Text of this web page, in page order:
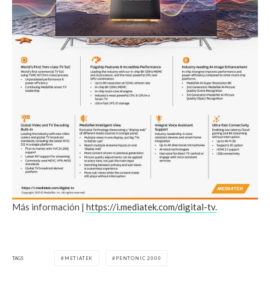
Más información | https://i.mediatek.com/digital-tv.
TAGS METIATEK PENTONIC 2000